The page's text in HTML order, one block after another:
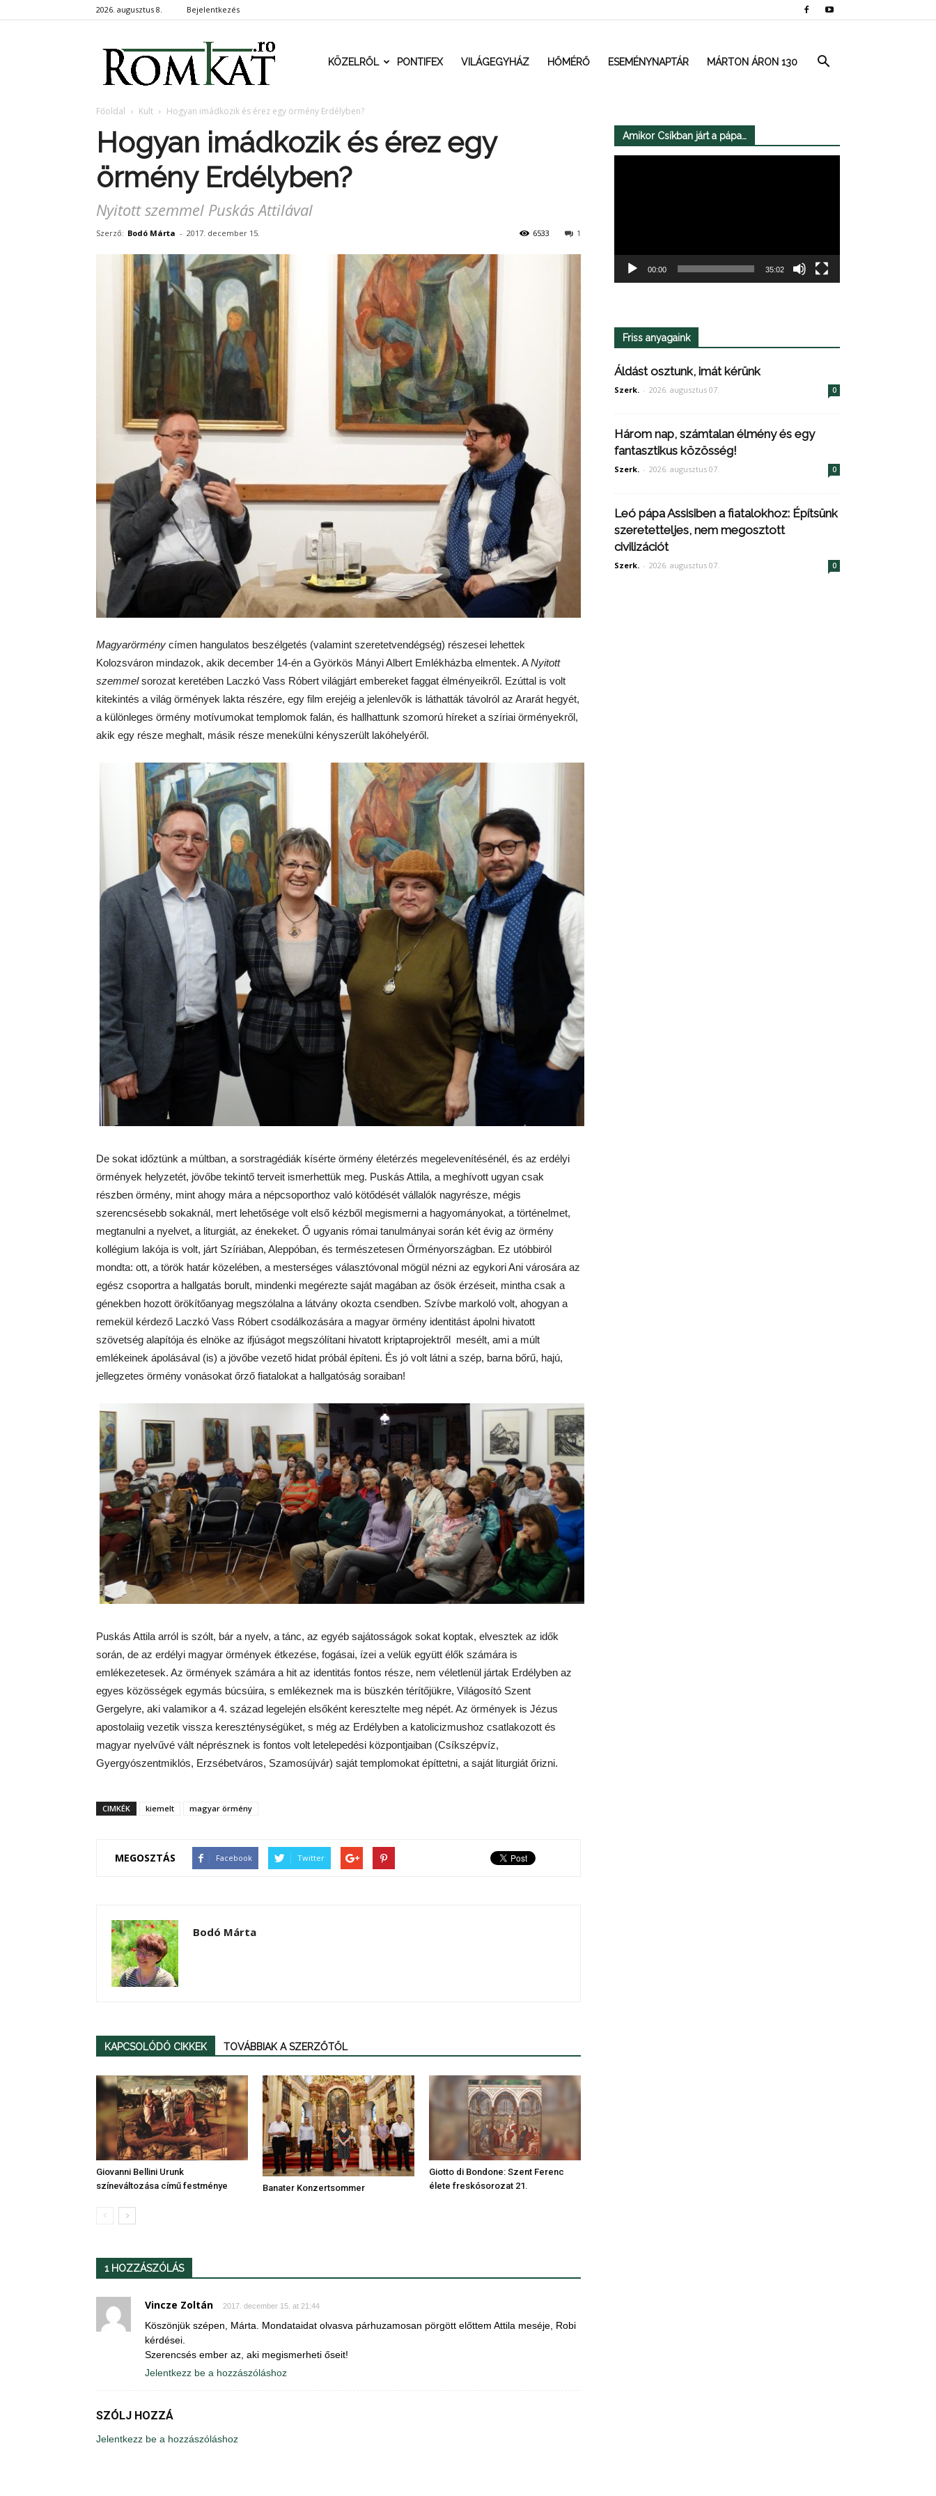
2026. augusztus 8. Bejelentkezés
RomKat.roKÖZELRŐL PONTIFEX VILÁGEGYHÁZ HŐMÉRŐ ESEMÉNYNAPTÁR MÁRTON ÁRON 130
Főoldal Kult Hogyan imádkozik és érez egy örmény Erdélyben?
Hogyan imádkozik és érez egy
örmény Erdélyben?
Nyitott szemmel Puskás Attilával
Szerző: Bodó Márta - 2017. december 15. 1
6533
Magyarörmény címen hangulatos beszélgetés (valamint szeretetvendégség) részesei lehettek
Kolozsváron mindazok, akik december 14-én a Györkös Mányi Albert Emlékházba elmentek. ANyitott
szemmelsorozat keretében Laczkó Vass Róbert világjárt embereket faggat élményeikről. Ezúttal is volt
kitekintés a világ örmények lakta részére, egy film erejéig a jelenlevők is láthatták távolról az Ararát hegyét,
a különleges örmény motívumokat templomok falán, és hallhattunk szomorú híreket a szíriai örményekről,
akik egy része meghalt, másik része menekülni kényszerült lakóhelyéről.
De sokat időztünk a múltban, a sorstragédiák kísérte örmény életérzés megelevenítésénél, és az erdélyi
örmények helyzetét, jövőbe tekintő terveit ismerhettük meg. Puskás Attila, a meghívott ugyan csak
részben örmény, mint ahogy mára a népcsoporthoz való kötődését vállalók nagyrésze, mégis
szerencsésebb sokaknál, mert lehetősége volt első kézből megismerni a hagyományokat, a történelmet,
megtanulni a nyelvet, a liturgiát, az énekeket. Ő ugyanis római tanulmányai során két évig az örmény
kollégium lakója is volt, járt Szíriában, Aleppóban, és természetesen Örményországban. Ez utóbbiról
mondta: ott, a török határ közelében, a mesterséges választóvonal mögül nézni az egykori Ani városára az
egész csoportra a hallgatás borult, mindenki megérezte saját magában az ősök érzéseit, mintha csak a
génekben hozott örökítőanyag megszólalna a látvány okozta csendben. Szívbe markoló volt, ahogyan a
remekül kérdező Laczkó Vass Róbert csodálkozására a magyar örmény identitást ápolni hivatott
szövetség alapítója és elnöke az ifjúságot megszólítani hivatott kriptaprojektről mesélt, ami a múlt
emlékeinek ápolásával (is) a jövőbe vezető hidat próbál építeni. És jó volt látni a szép, barna bőrű, hajú,
jellegzetes örmény vonásokat őrző fiatalokat a hallgatóság soraiban!
Puskás Attila arról is szólt, bár a nyelv, a tánc, az egyéb sajátosságok sokat koptak, elvesztek az idők
során, de az erdélyi magyar örmények étkezése, fogásai, ízei a velük együtt élők számára is
emlékezetesek. Az örmények számára a hit az identitás fontos része, nem véletlenül jártak Erdélyben az
egyes közösségek egymás búcsúira, s emlékeznek ma is büszkén térítőjükre, Világosító Szent
Gergelyre, aki valamikor a 4. század legelején elsőként keresztelte meg népét. Az örmények is Jézus
apostolaiig vezetik vissza kereszténységüket, s még az Erdélyben a katolicizmushoz csatlakozott és
magyar nyelvűvé vált néprésznek is fontos volt letelepedési központjaiban (Csíkszépvíz,
Gyergyószentmiklós, Erzsébetváros, Szamosújvár) saját templomokat építtetni, a saját liturgiát őrizni.
CIMKÉK kiemelt magyar örmény
MEGOSZTÁS Facebook Twitter
Bodó Márta
KAPCSOLÓDÓ CIKKEK TOVÁBBIAK A SZERZŐTŐL
Giovanni Bellini Urunk
színeváltozása című festménye
Banater Konzertsommer
Giotto di Bondone: Szent Ferenc
élete freskósorozat 21.
1 HOZZÁSZÓLÁS
Vincze Zoltán 2017. december 15. at 21:44
Köszönjük szépen, Márta. Mondataidat olvasva párhuzamosan pörgött előttem Attila meséje, Robi
kérdései.
Szerencsés ember az, aki megismerheti őseit!
Jelentkezz be a hozzászóláshoz
SZÓLJ HOZZÁ
Jelentkezz be a hozzászóláshoz
Amikor Csíkban járt a pápa…
00:00 35:02
Friss anyagaink
Áldást osztunk, imát kérünk
Szerk. - 2026. augusztus 07. 0
Három nap, számtalan élmény és egy
fantasztikus közösség!
Szerk. - 2026. augusztus 07. 0
Leó pápa Assisiben a fiatalokhoz: Építsünk
szeretetteljes, nem megosztott
civilizációt
Szerk. - 2026. augusztus 07. 0